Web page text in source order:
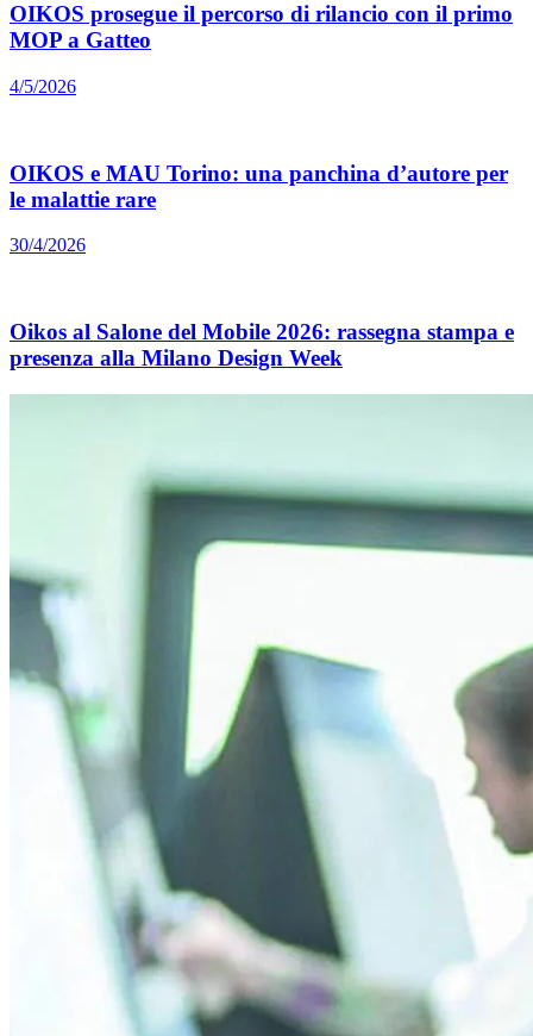
OIKOS prosegue il percorso di rilancio con il primo
MOP a Gatteo
4/5/2026
OIKOS e MAU Torino: una panchina d’autore per
le malattie rare
30/4/2026
Oikos al Salone del Mobile 2026: rassegna stampa e
presenza alla Milano Design Week